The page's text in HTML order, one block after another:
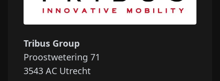
Tribus Group
Proostwetering 71
3543 AC Utrecht